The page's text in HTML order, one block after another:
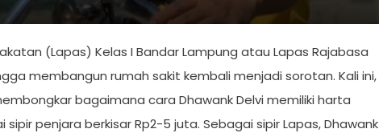
(Lapas) Kelas I Bandar Lampung atau Lapas Rajabasa
membangun rumah sakit kembali menjadi sorotan. Kali ini,
bagaimana cara Dhawank Delvi memiliki harta
penjara berkisar Rp2-5 juta. Sebagai sipir Lapas, Dhawank